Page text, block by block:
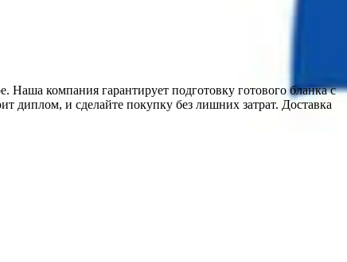
компания гарантирует подготовку готового бланка с
диплом, и сделайте покупку без лишних затрат. Доставка